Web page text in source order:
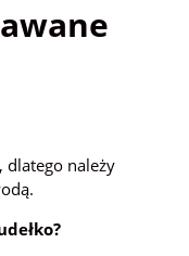
dlatego należy